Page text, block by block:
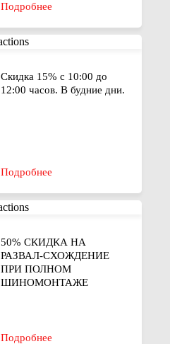
Подробнее
Скидка 15% с 10:00 до
12:00 часов. В будние дни.
Подробнее
50% СКИДКА НА
РАЗВАЛ-СХОЖДЕНИЕ
ПРИ ПОЛНОМ
ШИНОМОНТАЖЕ
Подробнее